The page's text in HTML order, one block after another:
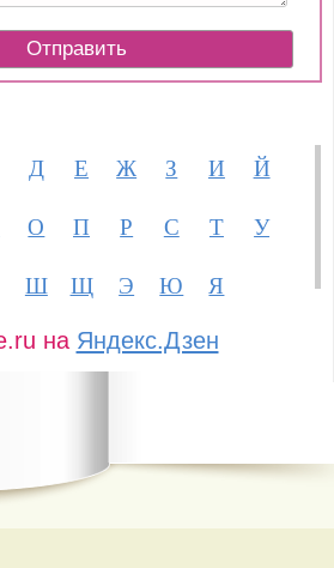
Д Е Ж З И
Й
О П Р С Т
У
Ш Щ Э Ю Я
на Яндекс.Дзен